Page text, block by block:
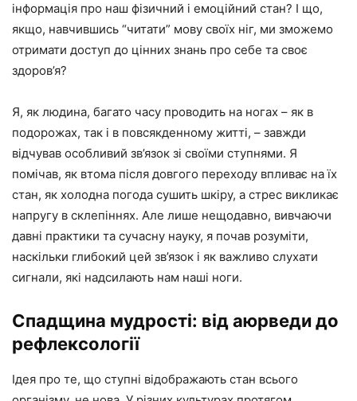
інформація про наш фізичний і емоційний стан? І що,
якщо, навчившись “читати” мову своїх ніг, ми зможемо
отримати доступ до цінних знань про себе та своє
здоров’я?
Я, як людина, багато часу проводить на ногах – як в
подорожах, так і в повсякденному житті, – завжди
відчував особливий зв’язок зі своїми ступнями. Я
помічав, як втома після довгого переходу впливає на їх
стан, як холодна погода сушить шкіру, а стрес викликає
напругу в склепіннях. Але лише нещодавно, вивчаючи
давні практики та сучасну науку, я почав розуміти,
наскільки глибокий цей зв’язок і як важливо слухати
сигнали, які надсилають нам наші ноги.
Спадщина мудрості: від аюрведи до
рефлексології
Ідея про те, що ступні відображають стан всього